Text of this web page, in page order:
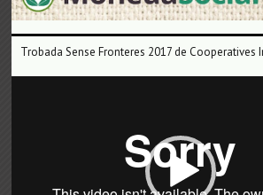
Trobada Sense Fronteres 2017 de Cooperatives